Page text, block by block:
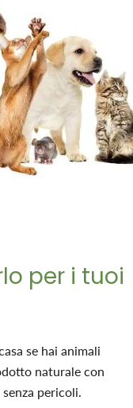
per i tuoi
se hai animali
naturale con
pericoli.